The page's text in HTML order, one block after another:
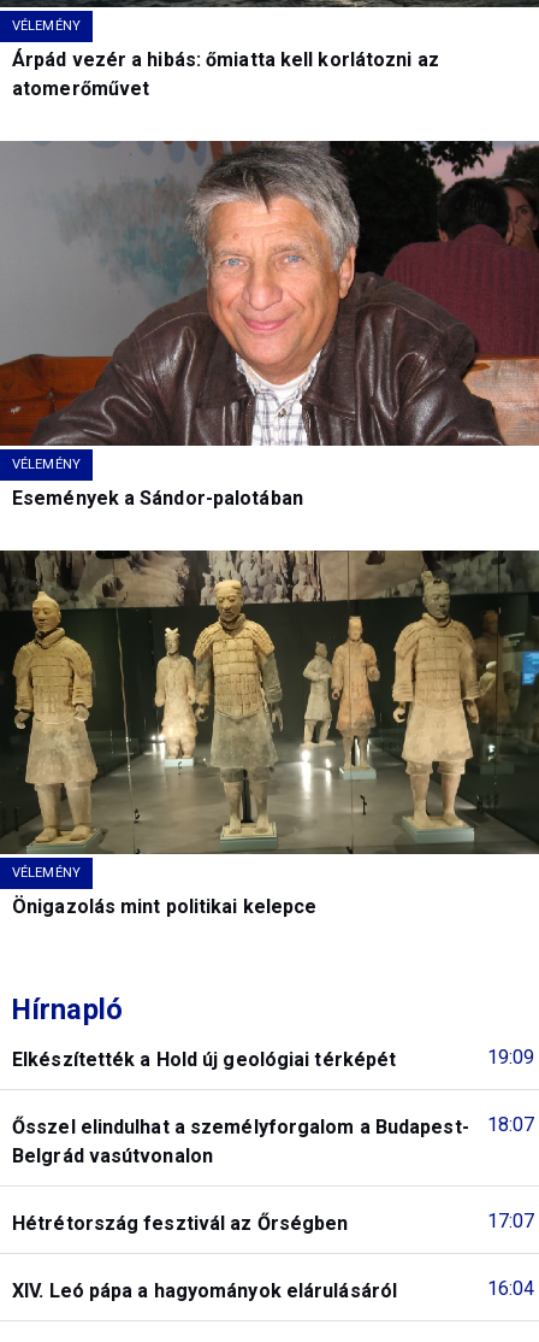
VÉLEMÉNY
Árpád vezér a hibás: őmiatta kell korlátozni az
atomerőművet
VÉLEMÉNY
Események a Sándor-palotában
VÉLEMÉNY
Önigazolás mint politikai kelepce
Hírnapló
19:09
Elkészítették a Hold új geológiai térképét
18:07
Ősszel elindulhat a személyforgalom a Budapest-
Belgrád vasútvonalon
17:07
Hétrétország fesztivál az Őrségben
16:04
XIV. Leó pápa a hagyományok elárulásáról